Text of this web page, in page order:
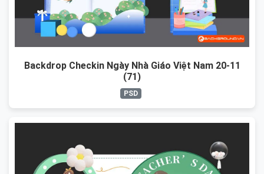
Backdrop Checkin Ngày Nhà Giáo Việt Nam 20-11
(71)
PSD